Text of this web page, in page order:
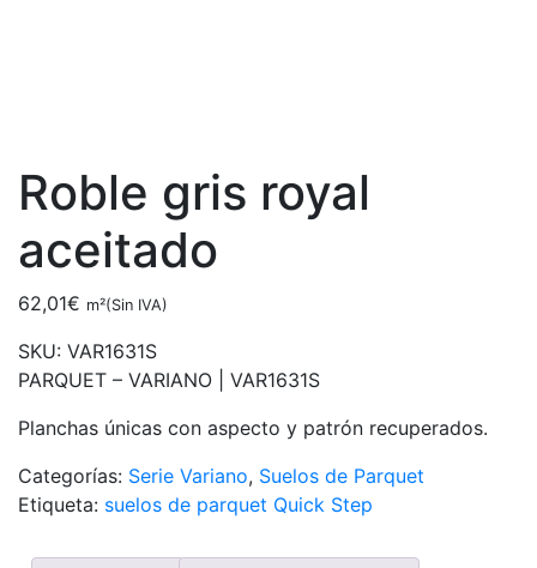
Roble gris royal
aceitado
62,01€ m²(Sin IVA)
SKU: VAR1631S
PARQUET – VARIANO |
VAR1631S
Planchas únicas con aspecto y patrón recuperados.
Categorías: Serie Variano, Suelos de Parquet
Etiqueta: suelos de parquet Quick Step